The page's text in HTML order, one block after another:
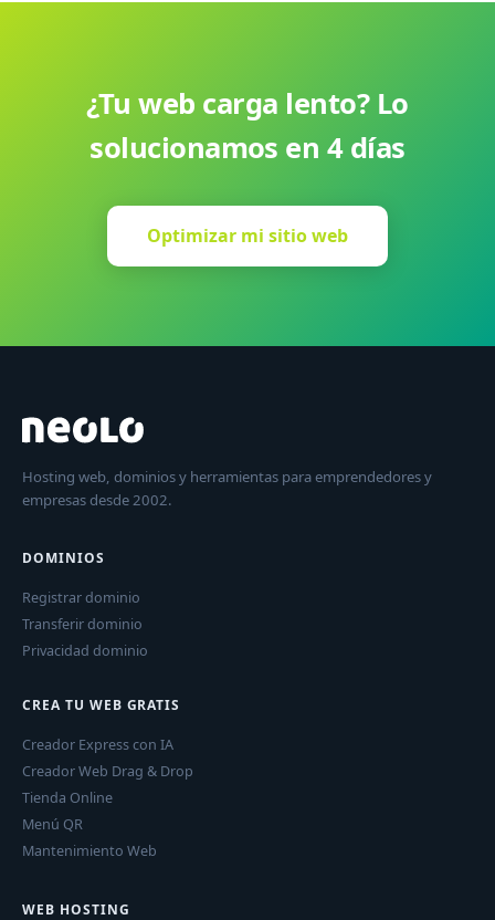
¿Tu web carga lento? Lo
solucionamos en 4 días
Optimizar mi sitio web
Hosting web, dominios y herramientas para emprendedores y
empresas desde 2002.
DOMINIOS
Registrar dominio
Transferir dominio
Privacidad dominio
CREA TU WEB GRATIS
Creador Express con IA
Creador Web Drag & Drop
Tienda Online
Menú QR
Mantenimiento Web
WEB HOSTING